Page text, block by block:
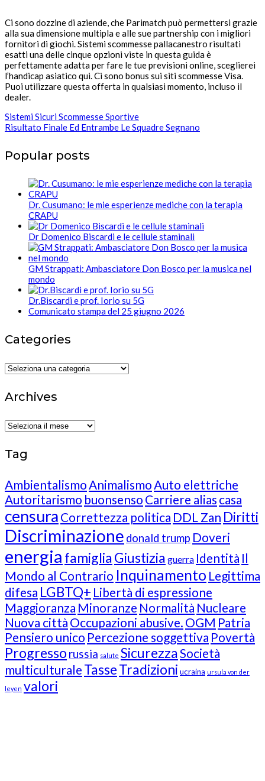
Ci sono dozzine di aziende, che Parimatch può permettersi grazie
alla sua dimensione multipla e alle sue partnership con i migliori
fornitori di giochi. Sistemi scommesse pallacanestro risultati
esatti una delle cinque opzioni viste in questa guida è
perfettamente adatta per fare le tue previsioni online, sceglierei
l’handicap asiatico qui. Ci sono bonus sui siti scommesse Visa.
Puoi utilizzare questa offerta in qualsiasi momento, incluso il
dealer.
Sistemi Sicuri Scommesse Sportive
Risultato Finale Ed Entrambe Le Squadre Segnano
Popular posts
Dr. Cusumano: le mie esperienze mediche con la terapia
CRAPU
Dr Domenico Biscardi e le cellule staminali
GM Strappati: Ambasciatore Don Bosco per la musica nel
mondo
Dr.Biscardi e prof. Iorio su 5G
Comunicato stampa del 25 giugno 2026
Categories
Categories
Archives
Archives
Tag
Ambientalismo Animalismo Auto elettriche
Autoritarismo buonsenso Carriere alias casa
censura Correttezza politica DDL Zan Diritti
Discriminazione donald trump Doveri
energia famigliaGiustizia guerra Identità Il
Mondo al Contrario Inquinamento Legittima
difesa LGBTQ+ Libertà di espressione
Maggioranza Minoranze Normalità Nucleare
Nuova città Occupazioni abusive. OGM Patria
Pensiero unico Percezione soggettiva Povertà
Progresso russia salute SicurezzaSocietà
multiculturale TasseTradizioni ucraina ursula von der
leyen valori